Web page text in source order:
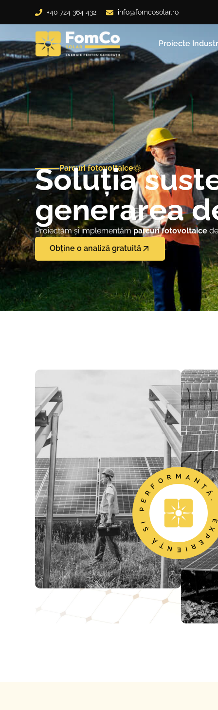
+40 724 364 432 info@fomcosolar.ro
Proiecte
Parcuri fotovoltaice
Soluția
generarea
Proiectăm și implementămparcuri fotovoltaice
Obține o analiză gratuită
EXPERIENȚĂ ȘI